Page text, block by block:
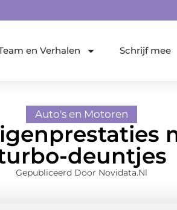
en Verhalen Schrijf mee
Auto's en Motoren
deuntjes
Gepubliceerd Door Novidata.nl